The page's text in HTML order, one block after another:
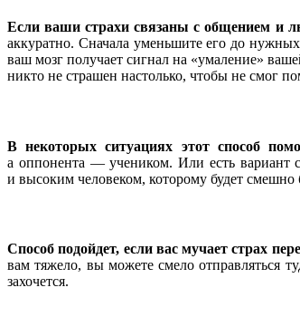
Если ваши страхи связаны с общением и
аккуратно. Сначала уменьшите его до
ваш мозг получает сигнал на «умаление»
никто не страшен настолько, чтобы не смог
В некоторых ситуациях этот способ
а оппонента — учеником. Или есть вариант
и высоким человеком, которому будет
Способ подойдет, если вас мучает страх
вам тяжело, вы можете смело отправляться
захочется.